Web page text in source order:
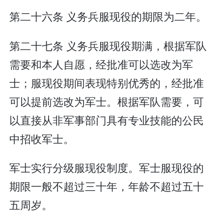
第二十六条 义务兵服现役的期限为二年。
第二十七条 义务兵服现役期满，根据军队
需要和本人自愿，经批准可以选改为军
士；服现役期间表现特别优秀的，经批准
可以提前选改为军士。根据军队需要，可
以直接从非军事部门具有专业技能的公民
中招收军士。
军士实行分级服现役制度。军士服现役的
期限一般不超过三十年，年龄不超过五十
五周岁。